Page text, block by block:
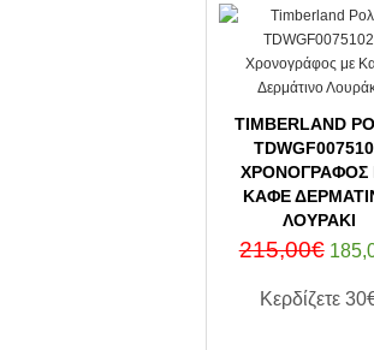
TIMBERLAND
ΧΡΟΝΟΓΡΆΦΟΣ
ΚΑΦΈ
ΛΟΥΡΆΚΙ
215,00€
Κερδίζετε